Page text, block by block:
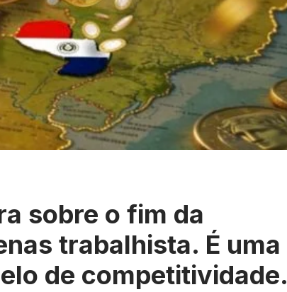
sobre o fim da
trabalhista. É uma
de competitividade.